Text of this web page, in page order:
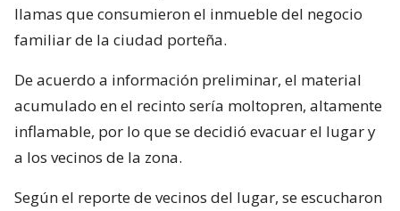
llamas que consumieron el inmueble del negocio
familiar de la ciudad porteña.
De acuerdo a información preliminar, el material
acumulado en el recinto sería moltopren, altamente
inflamable, por lo que se decidió evacuar el lugar y
a los vecinos de la zona.
Según el reporte de vecinos del lugar, se escucharon